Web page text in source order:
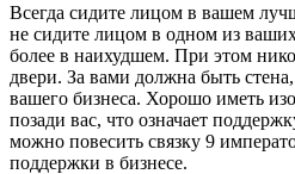
Всегда сидите лицом в вашем
не сидите лицом в одном из
более в наихудшем. При этом
двери. За вами должна быть
вашего бизнеса. Хорошо иметь
позади вас, что означает
можно повесить связку 9
поддержки в бизнесе.